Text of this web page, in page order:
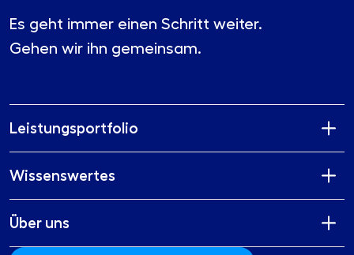
Es geht immer einen Schritt weiter.
Gehen wir ihn gemeinsam.
Leistungsportfolio
Wissenswertes
Über uns